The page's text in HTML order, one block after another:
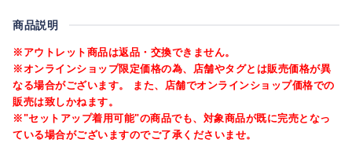
商品説明
※アウトレット商品は返品・交換できません。
※オンラインショップ限定価格の為、店舗やタグとは販売価格が異
なる場合がございます。 また、店舗でオンラインショップ価格での
販売は致しかねます。
※"セットアップ着用可能"の商品でも、対象商品が既に完売となっ
ている場合がございますのでご了承くださいませ。